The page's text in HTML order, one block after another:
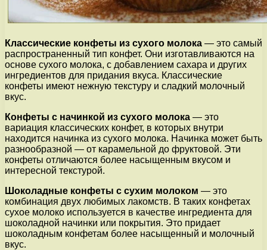
Классические конфеты из сухого молока — это самый
распространенный тип конфет. Они изготавливаются на
основе сухого молока, с добавлением сахара и других
ингредиентов для придания вкуса. Классические
конфеты имеют нежную текстуру и сладкий молочный
вкус.
Конфеты с начинкой из сухого молока — это
вариация классических конфет, в которых внутри
находится начинка из сухого молока. Начинка может быть
разнообразной — от карамельной до фруктовой. Эти
конфеты отличаются более насыщенным вкусом и
интересной текстурой.
Шоколадные конфеты с сухим молоком — это
комбинация двух любимых лакомств. В таких конфетах
сухое молоко используется в качестве ингредиента для
шоколадной начинки или покрытия. Это придает
шоколадным конфетам более насыщенный и молочный
вкус.